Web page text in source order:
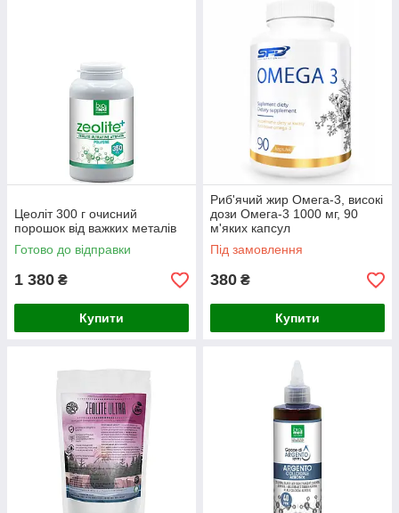
Цеоліт 300 г очисний
порошок від важких металів
Готово до відправки
1 380 ₴
Купити
Риб'ячий жир Омега-3, високі
дози Омега-3 1000 мг, 90
м'яких капсул
Під замовлення
380 ₴
Купити